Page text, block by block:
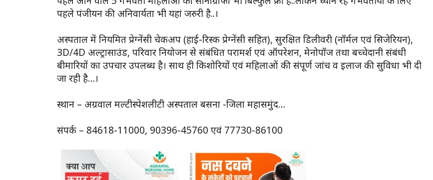
पहले पंजीयन की अनिवार्यता भी यहां जरुरी है..।
अस्पताल में नियमित प्रेग्नेंसी चेकअप (हाई-रिस्क प्रेग्नेंसी सहित), सुरक्षित डिलीवरी (नॉर्मल एवं सिजेरियन),
3D/4D अल्ट्रासाउंड, परिवार नियोजन से संबंधित परामर्श एवं ऑपरेशन, मेनोपॉज तथा बच्चेदानी संबंधी
बीमारियों का उपचार उपलब्ध है। साथ ही किशोरियों एवं महिलाओं की संपूर्ण जांच व इलाज की सुविधा भी दी
जा रही है…।
स्थान – अग्रवाल मल्टीस्पेशलीटी अस्पताल बसना -जिला महासमुंद…
संपर्क – 84618-11000, 90396-45760 एवं 77730-86100